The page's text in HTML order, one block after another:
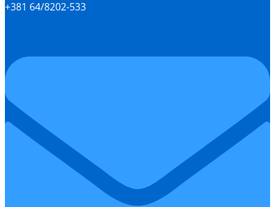
+381 64/8202-533